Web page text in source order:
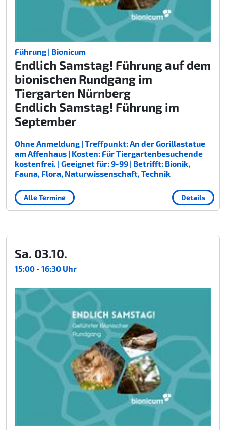
Führung | Bionicum
Endlich Samstag! Führung auf dem
bionischen Rundgang im
Tiergarten Nürnberg
Endlich Samstag! Führung im
September
Ohne Anmeldung | Treffpunkt: An der Gorillastatue
am Affenhaus | Kosten: Für Tiergartenbesuchende
kostenfrei. | Geeignet für: 9-99 | Betrifft: Bionik,
Fauna, Flora, Naturwissenschaft, Technik
Details
Alle Termine
Sa. 03.10.
15:00 - 16:30 Uhr